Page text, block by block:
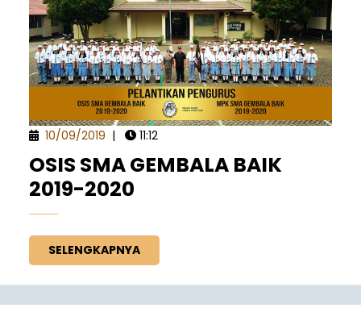
10/09/2019 | 11:12
OSIS SMA GEMBALA BAIK
2019-2020
SELENGKAPNYA